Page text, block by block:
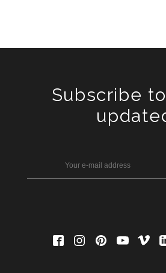
Subscribe